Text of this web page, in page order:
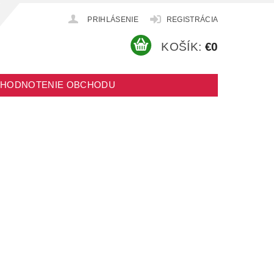
PRIHLÁSENIE REGISTRÁCIA
KOŠÍK: €0
HODNOTENIE OBCHODU